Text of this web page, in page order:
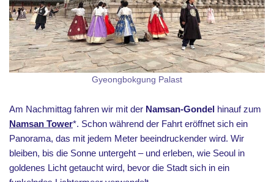
Gyeongbokgung Palast
Am Nachmittag fahren wir mit der Namsan-Gondel hinauf zum
Namsan Tower*. Schon während der Fahrt eröffnet sich ein
Panorama, das mit jedem Meter beeindruckender wird. Wir
bleiben, bis die Sonne untergeht – und erleben, wie Seoul in
goldenes Licht getaucht wird, bevor die Stadt sich in ein